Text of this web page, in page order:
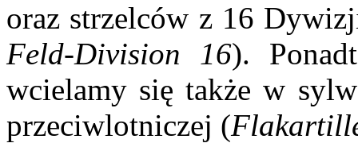
oraz strzelców z 16
Feld-Division 16).
wcielamy się także w
przeciwlotniczej (